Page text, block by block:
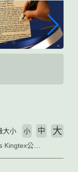
大小 小 中 大